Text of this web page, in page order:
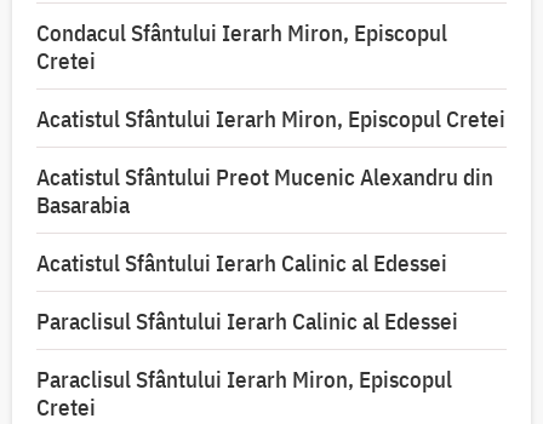
Condacul Sfântului Ierarh Miron, Episcopul
Cretei
Acatistul Sfântului Ierarh Miron, Episcopul Cretei
Acatistul Sfântului Preot Mucenic Alexandru din
Basarabia
Acatistul Sfântului Ierarh Calinic al Edessei
Paraclisul Sfântului Ierarh Calinic al Edessei
Paraclisul Sfântului Ierarh Miron, Episcopul
Cretei